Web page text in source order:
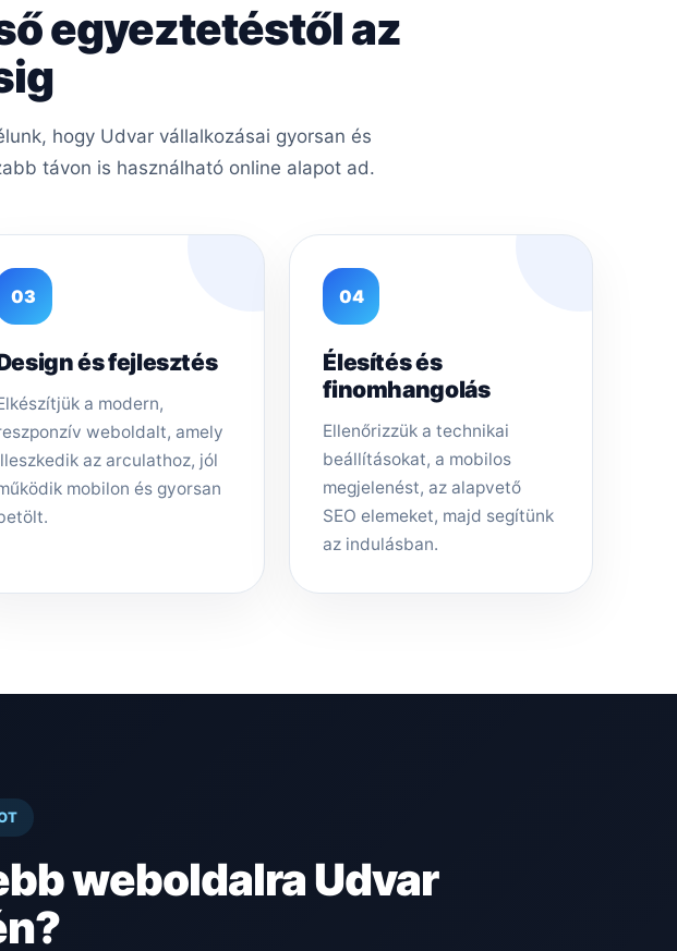
egyeztetéstől az
hogy Udvar vállalkozásai gyorsan és
távon is használható online alapot ad.
03
és fejlesztés
a modern,
weboldalt, amely
az arculathoz, jól
mobilon és gyorsan
04
Élesítés és
finomhangolás
Ellenőrizzük a technikai
beállításokat, a mobilos
megjelenést, az alapvető
SEO elemeket, majd segítünk
az indulásban.
weboldalra Udvar